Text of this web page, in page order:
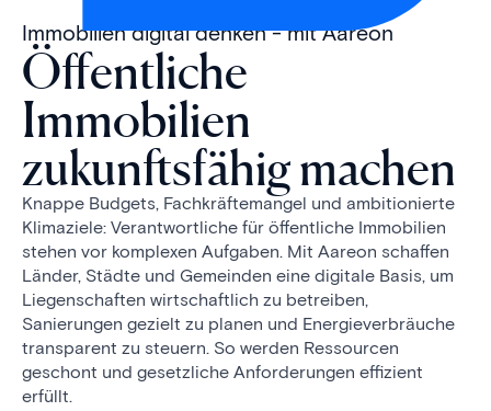
Immobilien digital denken - mit Aareon
Öffentliche
Immobilien
zukunftsfähig machen
Knappe Budgets, Fachkräftemangel und ambitionierte
Klimaziele: Verantwortliche für öffentliche Immobilien
stehen vor komplexen Aufgaben. Mit Aareon schaffen
Länder, Städte und Gemeinden eine digitale Basis, um
Liegenschaften wirtschaftlich zu betreiben,
Sanierungen gezielt zu planen und Energieverbräuche
transparent zu steuern. So werden Ressourcen
geschont und gesetzliche Anforderungen effizient
erfüllt.